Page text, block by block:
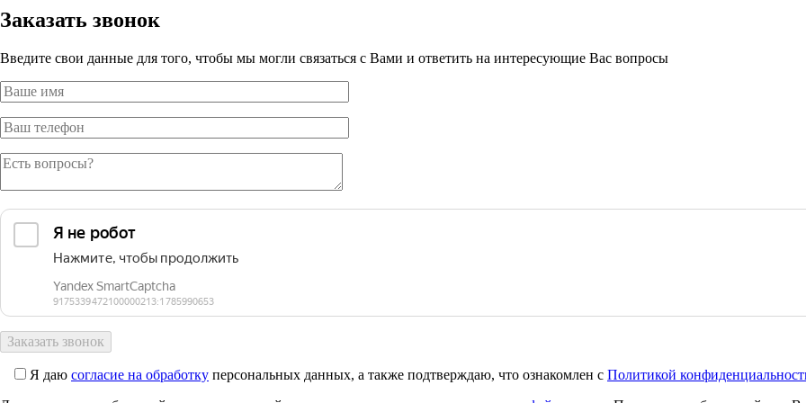
Заказать звонок
Введите свои данные для того, чтобы мы могли связаться с Вами и ответить на интересующие Вас вопросы
Я даю согласие на обработку персональных данных, а также подтверждаю, что ознакомлен с Политикой